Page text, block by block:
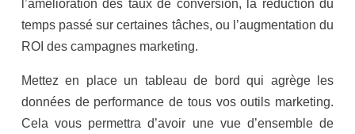
l’amélioration des taux de conversion, la réduction du
temps passé sur certaines tâches, ou l’augmentation du
ROI des campagnes marketing.
Mettez en place un tableau de bord qui agrège les
données de performance de tous vos outils marketing.
Cela vous permettra d’avoir une vue d’ensemble de